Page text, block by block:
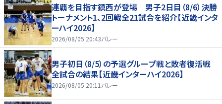
連覇を目指す鎮西が登場 男子2日目（8/6）決勝
トーナメント1、2回戦全21試合を紹介【近畿インタ
ーハイ2026】
2026/08/05 20:43バレー
男子初日（8/5）の予選グループ戦と敗者復活戦
全試合の結果【近畿インターハイ2026】
2026/08/05 20:11 バレー